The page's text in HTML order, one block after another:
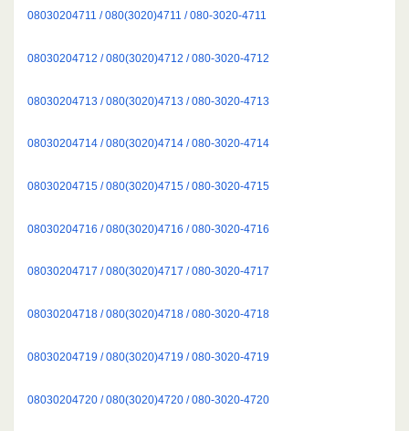
08030204711 / 080(3020)4711 / 080-3020-4711
08030204712 / 080(3020)4712 / 080-3020-4712
08030204713 / 080(3020)4713 / 080-3020-4713
08030204714 / 080(3020)4714 / 080-3020-4714
08030204715 / 080(3020)4715 / 080-3020-4715
08030204716 / 080(3020)4716 / 080-3020-4716
08030204717 / 080(3020)4717 / 080-3020-4717
08030204718 / 080(3020)4718 / 080-3020-4718
08030204719 / 080(3020)4719 / 080-3020-4719
08030204720 / 080(3020)4720 / 080-3020-4720